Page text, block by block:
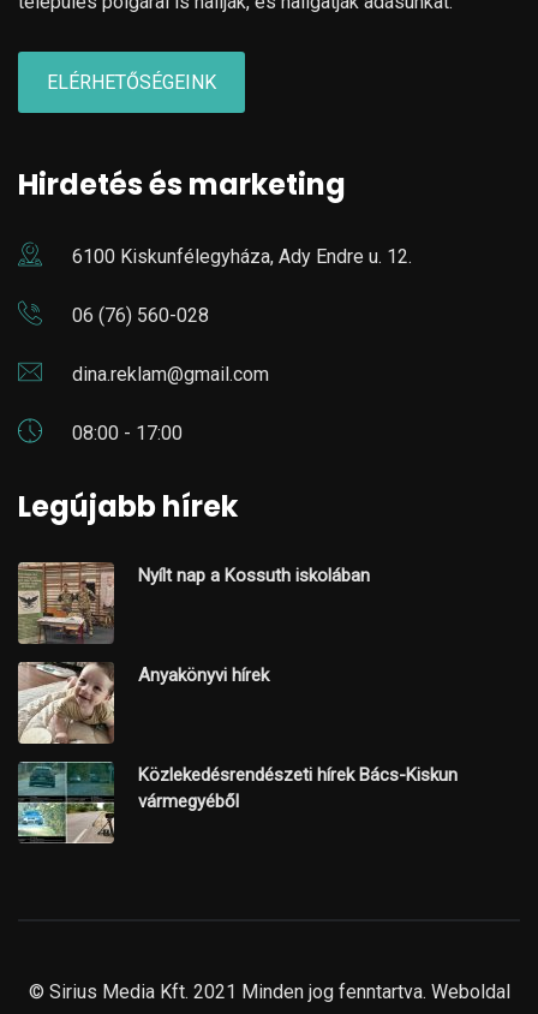
ELÉRHETŐSÉGEINK
Hirdetés és marketing
6100 Kiskunfélegyháza, Ady Endre u. 12.
06 (76) 560-028
dina.reklam@gmail.com
08:00 - 17:00
Legújabb hírek
Nyílt nap a Kossuth iskolában
Anyakönyvi hírek
Közlekedésrendészeti hírek Bács-Kiskun
vármegyéből
© Sirius Media Kft. 2021 Minden jog fenntartva. Weboldal